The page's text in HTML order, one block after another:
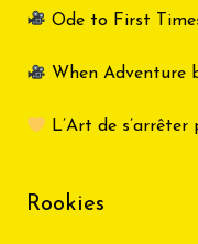
Ode to First
When Adventure
L’Art de
Rookies